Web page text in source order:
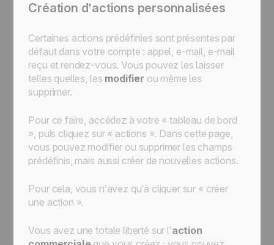
Création d’actions personnalisées
Certaines actions prédéfinies sont présentes par
défaut dans votre compte : appel, e-mail, e-mail
reçu et rendez-vous. Vous pouvez les laisser
telles quelles, les modifier ou même les
supprimer.
Pour ce faire, accédez à votre « tableau de bord
», puis cliquez sur « actions ». Dans cette page,
vous pouvez modifier ou supprimer les champs
prédéfinis, mais aussi créer de nouvelles actions.
Pour cela, vous n’avez qu’à cliquer sur « créer
une action ».
Vous avez une totale liberté sur l’action